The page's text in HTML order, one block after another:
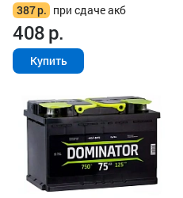
387р. при сдаче акб
408р.
Купить